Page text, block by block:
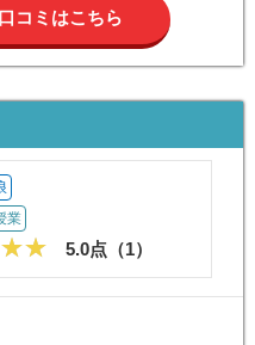
コミはこちら
業
5.0点（1）